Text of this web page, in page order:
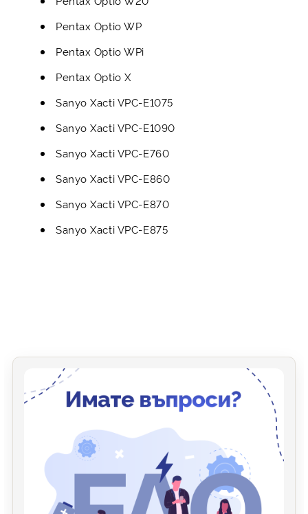
Pentax Optio WP
Pentax Optio WPi
Pentax Optio X
Sanyo Xacti VPC-E1075
Sanyo Xacti VPC-E1090
Sanyo Xacti VPC-E760
Sanyo Xacti VPC-E860
Sanyo Xacti VPC-E870
Sanyo Xacti VPC-E875